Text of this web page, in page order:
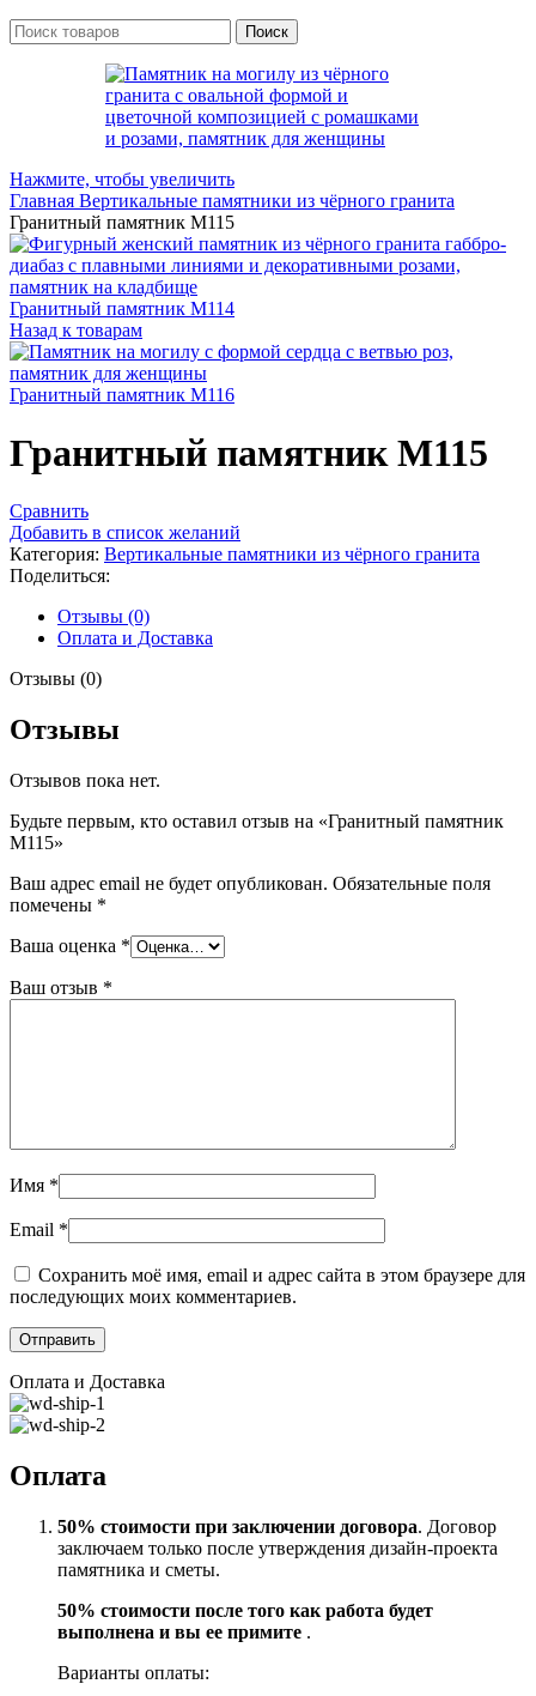
Поиск
Нажмите, чтобы увеличить
Главная Вертикальные памятники из чёрного гранита
Гранитный памятник М115
Гранитный памятник М114
Назад к товарам
Гранитный памятник М116
Гранитный памятник М115
Сравнить
Добавить в список желаний
Категория: Вертикальные памятники из чёрного гранита
Поделиться:
Отзывы (0)
Оплата и Доставка
Отзывы (0)
Отзывы
Отзывов пока нет.
Будьте первым, кто оставил отзыв на «Гранитный памятник
М115»
Ваш адрес email не будет опубликован. Обязательные поля
помечены *
Ваша оценка *
Ваш отзыв *
Имя *
Email *
Сохранить моё имя, email и адрес сайта в этом браузере для
последующих моих комментариев.
Оплата и Доставка
Оплата
50% стоимости при заключении договора. Договор
заключаем только после утверждения дизайн-проекта
памятника и сметы.
50% стоимости после того как работа будет
выполнена и вы ее примите .
Варианты оплаты: